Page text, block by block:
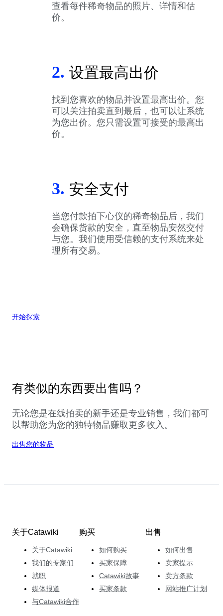
查看每件稀奇物品的照片、详情和估
价。
2. 设置最高出价
找到您喜欢的物品并设置最高出价。您
可以关注拍卖直到最后，也可以让系统
为您出价。您只需设置可接受的最高出
价。
3. 安全支付
当您付款拍下心仪的稀奇物品后，我们
会确保货款的安全，直至物品安然交付
与您。我们使用受信赖的支付系统来处
理所有交易。
开始探索
有类似的东西要出售吗？
无论您是在线拍卖的新手还是专业销售，我们都可
以帮助您为您的独特物品赚取更多收入。
出售您的物品
关于Catawiki
关于Catawiki
我们的专家们
就职
媒体报道
与Catawiki合作
购买
如何购买
买家保障
Catawiki故事
买家条款
出售
如何出售
卖家提示
卖方条款
网站推广计划